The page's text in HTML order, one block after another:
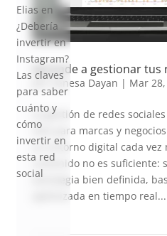
Aprende a gestionar
porVanesa Dayan | Mar
La gestión de redes
reto para marcas y
un entorno digital cada vez
contenido no es suficiente:
estrategia bien definida,
optimizada en tiempo
Elias en
¿Debería
invertir en
Instagram?
Las claves
para saber
cuánto y
cómo
invertir en
esta red
social